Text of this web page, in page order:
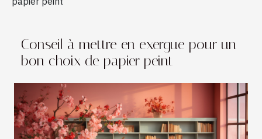
Conseil à mettre en exergue pour un
bon choix de papier peint